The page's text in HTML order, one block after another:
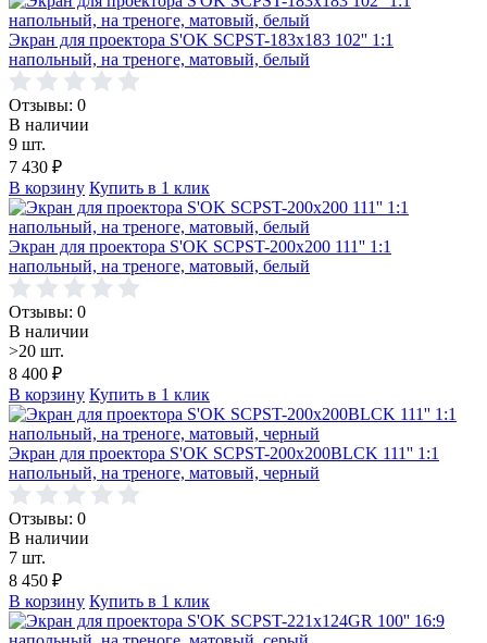
Экран для проектора S'OK SCPST-183x183 102'' 1:1
напольный, на треноге, матовый, белый
Отзывы: 0
В наличии
9 шт.
7 430 ₽
В корзину Купить в 1 клик
Экран для проектора S'OK SCPST-200x200 111'' 1:1
напольный, на треноге, матовый, белый
Отзывы: 0
В наличии
>20 шт.
8 400 ₽
В корзину Купить в 1 клик
Экран для проектора S'OK SCPST-200x200BLCK 111'' 1:1
напольный, на треноге, матовый, черный
Отзывы: 0
В наличии
7 шт.
8 450 ₽
В корзину Купить в 1 клик